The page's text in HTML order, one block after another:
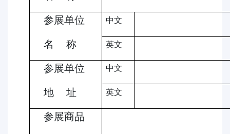
参展单位
名 称
中文
英文
参展单位
地 址
中文
英文
参展商品